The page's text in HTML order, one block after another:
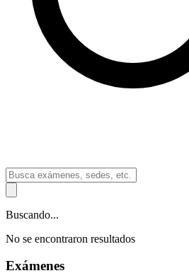
Buscando...
No se encontraron resultados
Exámenes